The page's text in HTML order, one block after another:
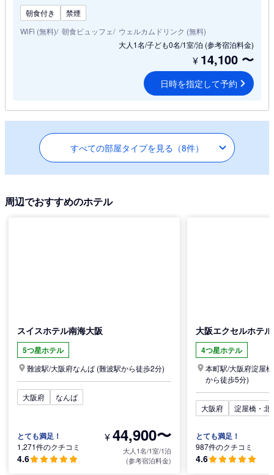
朝食付き
禁煙
WiFi (無料) 朝食ビュッフェ
ウェルカムドリンク (無料)
大人1名/子ども0名/1室/泊 (参考宿泊料金)
¥ 14,100 〜
日時を指定して予約
すべての部屋タイプを見る（8件）
周辺でおすすめのホテル
スイスホテル南海大阪
5つ星ホテル
難波駅/大阪府なんば (難波駅から徒歩2分)
大阪府 なんば
とても満足！
1,271件のクチコミ
4.6
¥44,900〜
大人1名/1室/1泊
(参考宿泊料金)
大阪エクセルホテ
4つ星ホテル
本町駅/大阪府淀屋
から徒歩5分)
大阪府 淀屋橋・北
とても満足！
987件のクチコミ
4.6